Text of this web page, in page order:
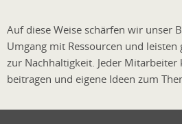
Auf diese Weise schärfen wir unser
Umgang mit Ressourcen und
zur Nachhaltigkeit. Jeder Mitarbeiter
beitragen und eigene Ideen zum